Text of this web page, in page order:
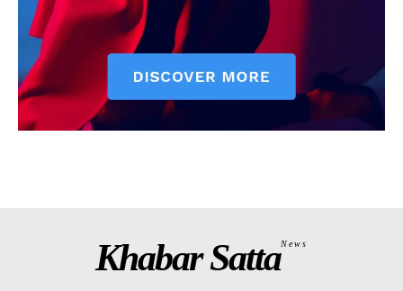
Khabar SattaNews